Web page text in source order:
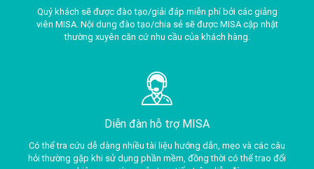
Quý khách sẽ được đào tạo/giải đáp miễn phí bởi các giảng
viên MISA. Nội dung đào tạo/chia sẻ sẽ được MISA cập nhật
thường xuyên căn cứ nhu cầu của khách hàng.
Diễn đàn hỗ trợ MISA
Có thể tra cứu dễ dàng nhiều tài liệu hướng dẫn, mẹo và các câu
hỏi thường gặp khi sử dụng phần mềm, đồng thời có thể trao đổi